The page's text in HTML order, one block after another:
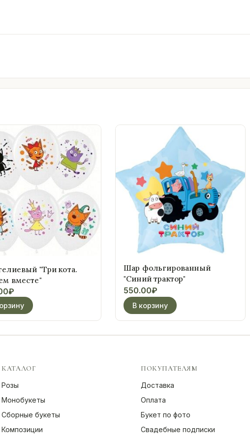
"Три кота.
вместе"
₽
Шар фольгированный
"Синий трактор"
550.00₽
В корзину
КАТАЛОГ
Розы
Монобукеты
Сборные букеты
Композиции
ПОКУПАТЕЛЯМ
Доставка
Оплата
Букет по фото
Свадебные подписки